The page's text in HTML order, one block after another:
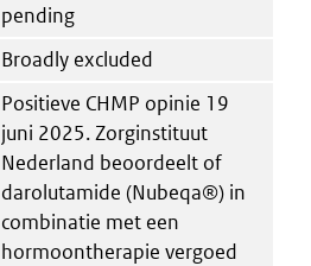
pending
Broadly excluded
Positieve CHMP opinie 19
juni 2025. Zorginstituut
Nederland beoordeelt of
darolutamide (Nubeqa®) in
combinatie met een
hormoontherapie vergoed